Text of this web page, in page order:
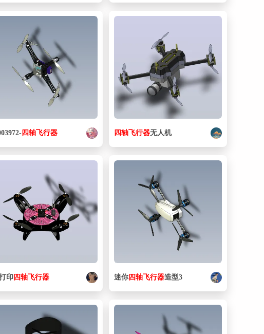
四轴飞行器 四轴飞行器无人机
印四轴飞行器 迷你四轴飞行器造型3